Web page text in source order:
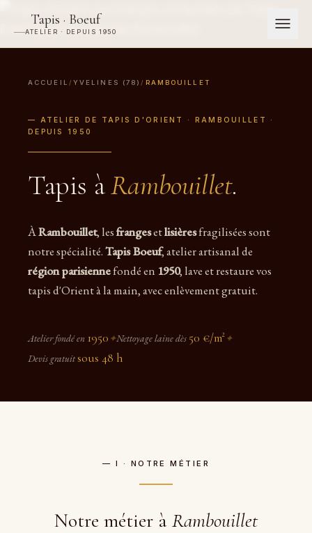
Tapis · Boeuf
ATELIER · DEPUIS 1950
ACCUEIL / YVELINES (78) / RAMBOUILLET
— ATELIER DE TAPIS D'ORIENT · RAMBOUILLET ·
DEPUIS 1950
Tapis àRambouillet.
ÀRambouillet, lesfrangesetlisièresfragilisées sont
notre spécialité.Tapis Boeuf, atelier artisanal de
région parisiennefondé en 1950, lave et restaure vos
tapis d'Orient à la main, avec enlèvement gratuit.
Atelier fondé en 1950 ✦Nettoyage laine dès 50 €/m² ✦
Devis gratuitsous 48 h
— I · NOTRE MÉTIER
Notre métier à Rambouillet